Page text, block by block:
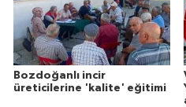
Bozdoğanlı incir
üreticilerine 'kalite' eğitimi